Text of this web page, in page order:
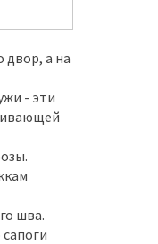
двор, а на
- эти
шва.